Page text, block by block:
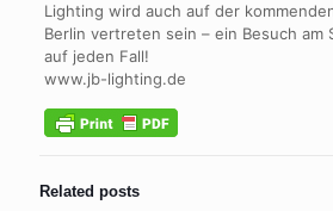
Lighting wird auch auf der
Berlin vertreten sein – ein Besuch am
auf jeden Fall!
www.jb-lighting.de
Related posts